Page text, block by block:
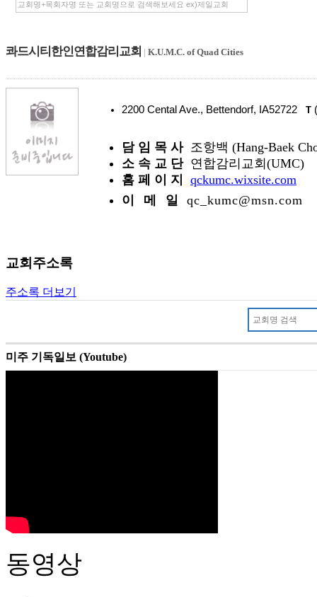
콰드시티한인연합감리교회 | K.U.M.C. of Quad Cities
2200 Cental Ave., Bettendorf, IA52722 T
담 임 목 사 조항백 (Hang-Baek
소 속 교 단 연합감리교회(UMC)
홈 페 이 지
qckumc.wixsite.com
이 메 일
qc_kumc@msn.com
교회주소록
주소록 더보기
미주 기독일보 (Youtube)
동영상